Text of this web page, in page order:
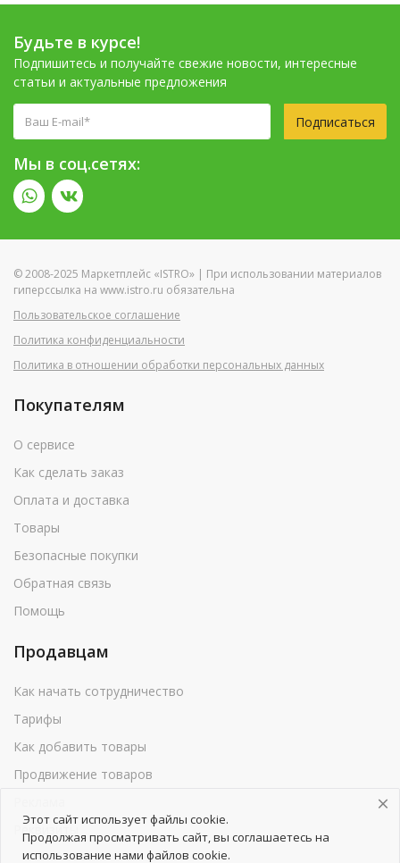
Будьте в курсе!
Подпишитесь и получайте свежие новости, интересные
статьи и актуальные предложения
Подписаться
Мы в соц.сетях:
© 2008-2025 Маркетплейс «ISTRO» | При использовании материалов
гиперссылка на www.istro.ru обязательна
Пользовательское соглашение
Политика конфиденциальности
Политика в отношении обработки персональных данных
Покупателям
О сервисе
Как сделать заказ
Оплата и доставка
Товары
Безопасные покупки
Обратная связь
Помощь
Продавцам
Как начать сотрудничество
Тарифы
Как добавить товары
Продвижение товаров
Реквизиты
Этот сайт использует файлы cookie.
Продолжая просматривать сайт, вы соглашаетесь на
использование нами файлов cookie.